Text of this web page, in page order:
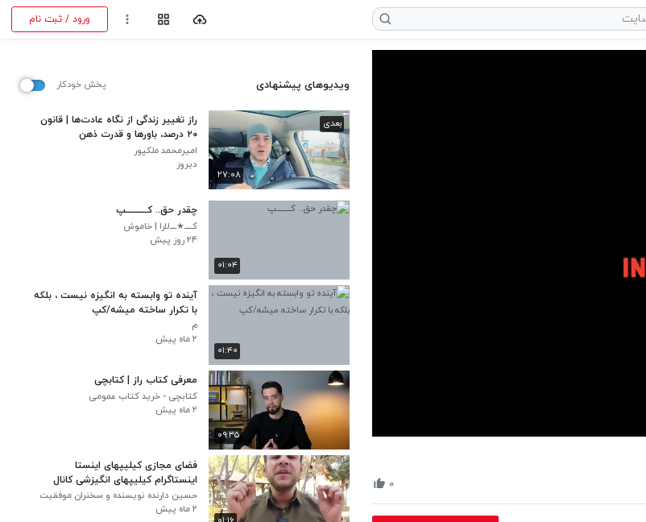
ورود / ثبت نام
۰
ویدیوهای پیشنهادی پخش خودکار
۲۷:۰۸
بعدی
راز تغییر زندگی از نگاه عادت‌ها | قانون
۲۰ درصد، باورها و قدرت ذهن
امیرمحمد ملکپور
دیروز
۰۱:۰۴
چقدر حق.. کـــــــــپ
کـــــ★ــــلارا | خاموش
۲۴ روز پیش
۰۱:۴۰
آینده تو وابسته به انگیزه نیست ، بلکه
با تکرار ساخته میشه/کپ
م
۲ ماه پیش
۰۹:۳۵
معرفی کتاب راز | کتابچی
کتابچی - خرید کتاب عمومی
۲ ماه پیش
فضای مجازی کیلیپهای اینستا
اینستاگرام کیلیپهای انگیزشی کانال
تلگرام
حسین دارنده نویسنده و سخنران موفقیت
فردی
۲ ماه پیش